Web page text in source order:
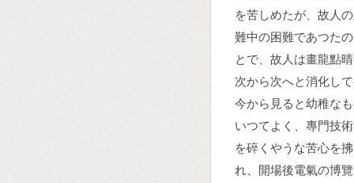
を苦しめたが、故人
難中の困難であつた
とで、故人は畫龍點
次から次へと消化し
今から見ると幼稚な
いつてよく、專門技
を碎くやうな苦心を
れ、開場後電氣の博